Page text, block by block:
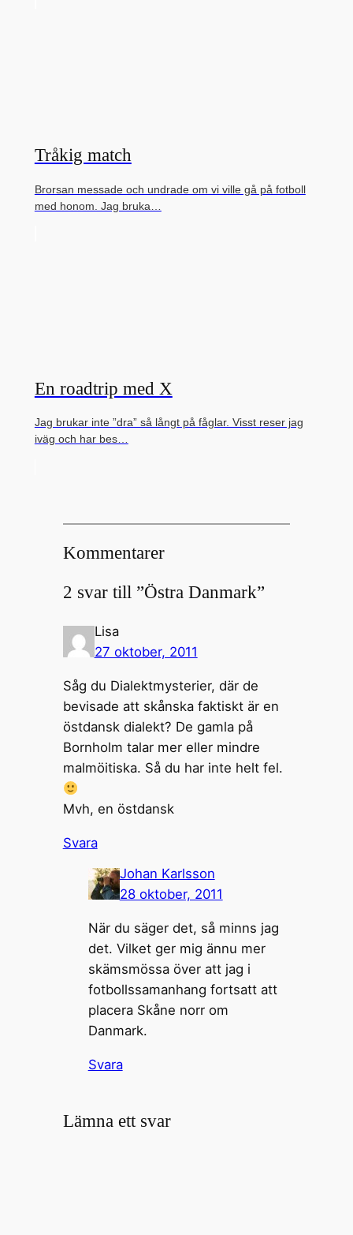
Tråkig match
Brorsan messade och undrade om vi ville gå på fotboll
med honom. Jag bruka…
En roadtrip med X
Jag brukar inte ”dra” så långt på fåglar. Visst reser jag
iväg och har bes…
Kommentarer
2 svar till ”Östra Danmark”
Lisa
27 oktober, 2011
Såg du Dialektmysterier, där de
bevisade att skånska faktiskt är en
östdansk dialekt? De gamla på
Bornholm talar mer eller mindre
malmöitiska. Så du har inte helt fel.
Mvh, en östdansk
Svara
Johan Karlsson
28 oktober, 2011
När du säger det, så minns jag
det. Vilket ger mig ännu mer
skämsmössa över att jag i
fotbollssamanhang fortsatt att
placera Skåne norr om
Danmark.
Svara
Lämna ett svar